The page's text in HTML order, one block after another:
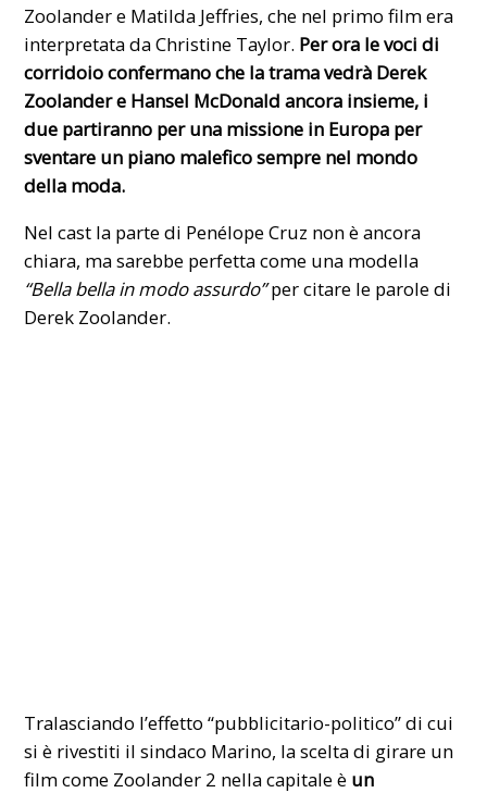
Zoolander e Matilda Jeffries, che nel primo film era
interpretata da Christine Taylor. Per ora le voci di
corridoio confermano che la trama vedrà Derek
Zoolander e Hansel McDonald ancora insieme, i
due partiranno per una missione in Europa per
sventare un piano malefico sempre nel mondo
della moda.
Nel cast la parte di Penélope Cruz non è ancora
chiara, ma sarebbe perfetta come una modella
“Bella bella in modo assurdo”per citare le parole di
Derek Zoolander.
Tralasciando l’effetto “pubblicitario-politico” di cui
si è rivestiti il sindaco Marino, la scelta di girare un
film come Zoolander 2 nella capitale è un